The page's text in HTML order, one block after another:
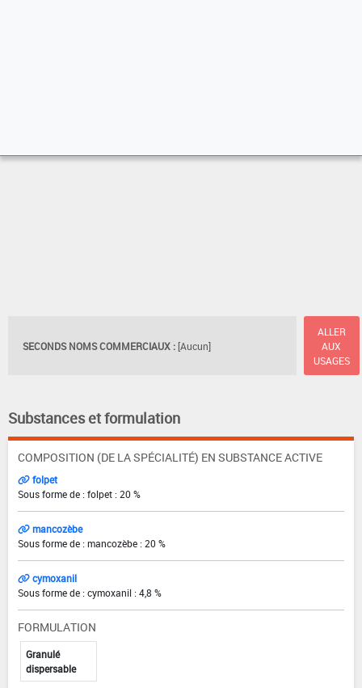
SECONDS NOMS COMMERCIAUX : [Aucun]
ALLER
AUX
USAGES
Substances et formulation
COMPOSITION (DE LA SPÉCIALITÉ) EN SUBSTANCE ACTIVE
folpet
Sous forme de : folpet : 20 %
mancozèbe
Sous forme de : mancozèbe : 20 %
cymoxanil
Sous forme de : cymoxanil : 4,8 %
FORMULATION
Granulé
dispersable